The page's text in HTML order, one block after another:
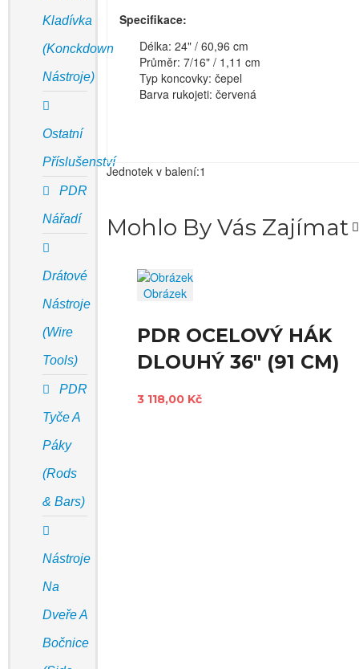
Kladívka
(Konckdown
Nástroje)
Ostatní
Příslušenství
PDR
Nářadí
Drátové
Nástroje
(Wire
Tools)
PDR
Tyče A
Páky
(Rods
& Bars)
Nástroje
Na
Dveře A
Bočnice
Specifikace:
Délka: 24" / 60,96 cm
Průměr: 7/16" / 1,11 cm
Typ koncovky: čepel
Barva rukojeti: červená
Jednotek v balení:1
Mohlo By Vás Zajímat
Obrázek
PDR OCELOVÝ HÁK
DLOUHÝ 36" (91 CM)
3 118,00 Kč